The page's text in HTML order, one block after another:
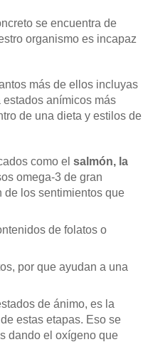
se encuentra de
organismo es incapaz
más de ellos incluyas
anímicos más
de una dieta y estilos de
como el salmón, la
omega-3 de gran
de los sentimientos que
de folatos o
por que ayudan a una
de ánimo, es la
estas etapas. Eso se
dando el oxígeno que